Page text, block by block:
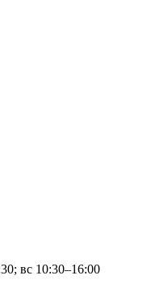
вс 10:30–16:00